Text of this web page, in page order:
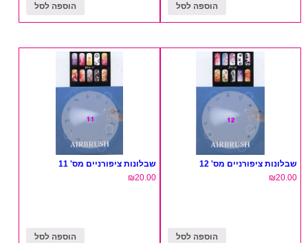
הוספה לסל הוספה לסל
שבלונות ציפורניים מס' 12
₪20.00
הוספה לסל
שבלונות ציפורניים מס' 11
₪20.00
הוספה לסל